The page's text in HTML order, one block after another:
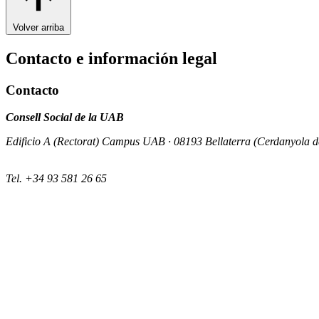
Volver arriba
Contacto e información legal
Contacto
Consell Social de la UAB
Edificio A (Rectorat) Campus UAB · 08193 Bellaterra (Cerdanyola
Tel. +34 93 581 26 65